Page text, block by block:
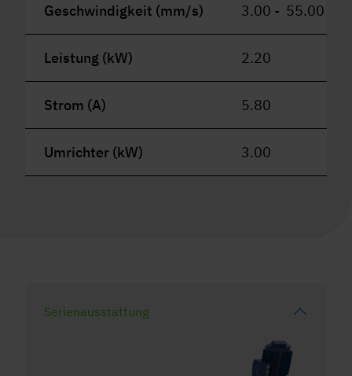
Geschwindigkeit (mm/s) 3.00 - 55.00
Leistung (kW) 2.20
Strom (A) 5.80
Umrichter (kW) 3.00
Serienausstattung